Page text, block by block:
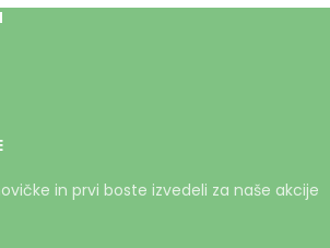
in prvi boste izvedeli za naše akcije